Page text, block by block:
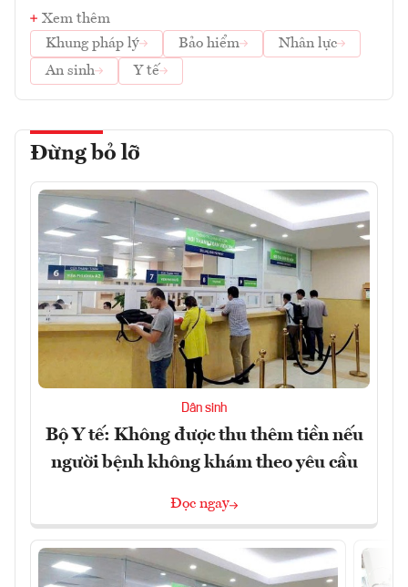
Xem thêm
Khung pháp lý
Bảo hiểm
Nhân lực
An sinh
Y tế
Đừng bỏ lỡ
Dân sinh
Bộ Y tế: Không được thu thêm tiền nếu
người bệnh không khám theo yêu cầu
Đọc ngay